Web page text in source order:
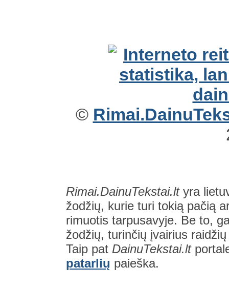
©
Rimai.DainuTekstai.ltyra
žodžių, kurie turi tokią pačią
rimuotis tarpusavyje. Be to,
žodžių, turinčių įvairius
Taip pat DainuTekstai.lt
patarlių paieška.